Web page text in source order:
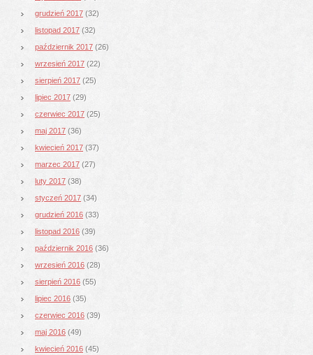
grudzień 2017 (32)
listopad 2017 (32)
październik 2017 (26)
wrzesień 2017 (22)
sierpień 2017 (25)
lipiec 2017 (29)
czerwiec 2017 (25)
maj 2017 (36)
kwiecień 2017 (37)
marzec 2017 (27)
luty 2017 (38)
styczeń 2017 (34)
grudzień 2016 (33)
listopad 2016 (39)
październik 2016 (36)
wrzesień 2016 (28)
sierpień 2016 (55)
lipiec 2016 (35)
czerwiec 2016 (39)
maj 2016 (49)
kwiecień 2016 (45)